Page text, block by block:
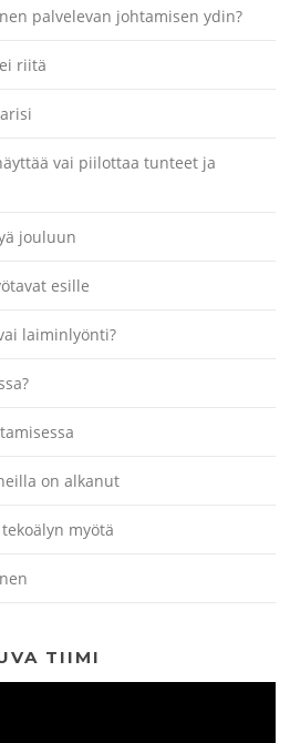
palvelevan johtamisen ydin?
riitä
vai piilottaa tunteet ja
jouluun
esille
laiminlyönti?
on alkanut
myötä
TIIMI